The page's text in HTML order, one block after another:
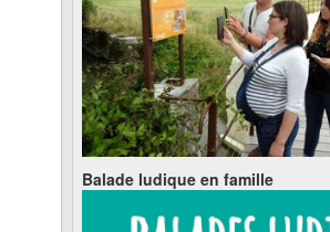
Balade ludique en famille